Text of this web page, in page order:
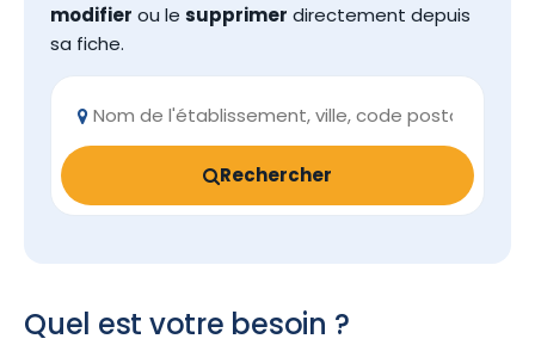
modifier ou le supprimer directement depuis
sa fiche.
Rechercher
Quel est votre besoin ?